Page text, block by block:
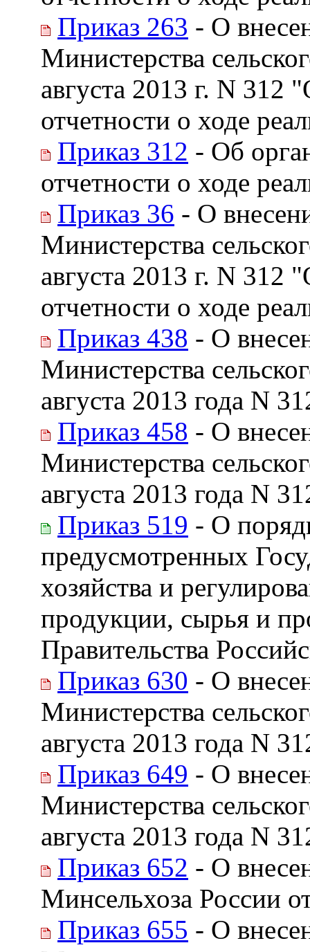
Приказ 263 - О
Министерства
августа 2013 г. N 312
отчетности о ходе
Приказ 312 - Об
отчетности о ходе
Приказ 36 - О
Министерства
августа 2013 г. N 312
отчетности о ходе
Приказ 438 - О
Министерства
августа 2013 года N
Приказ 458 - О
Министерства
августа 2013 года N
Приказ 519 - О
предусмотренных
хозяйства и
продукции, сырья и
Правительства
Приказ 630 - О
Министерства
августа 2013 года N
Приказ 649 - О
Министерства
августа 2013 года N
Приказ 652 - О
Минсельхоза России
Приказ 655 - О